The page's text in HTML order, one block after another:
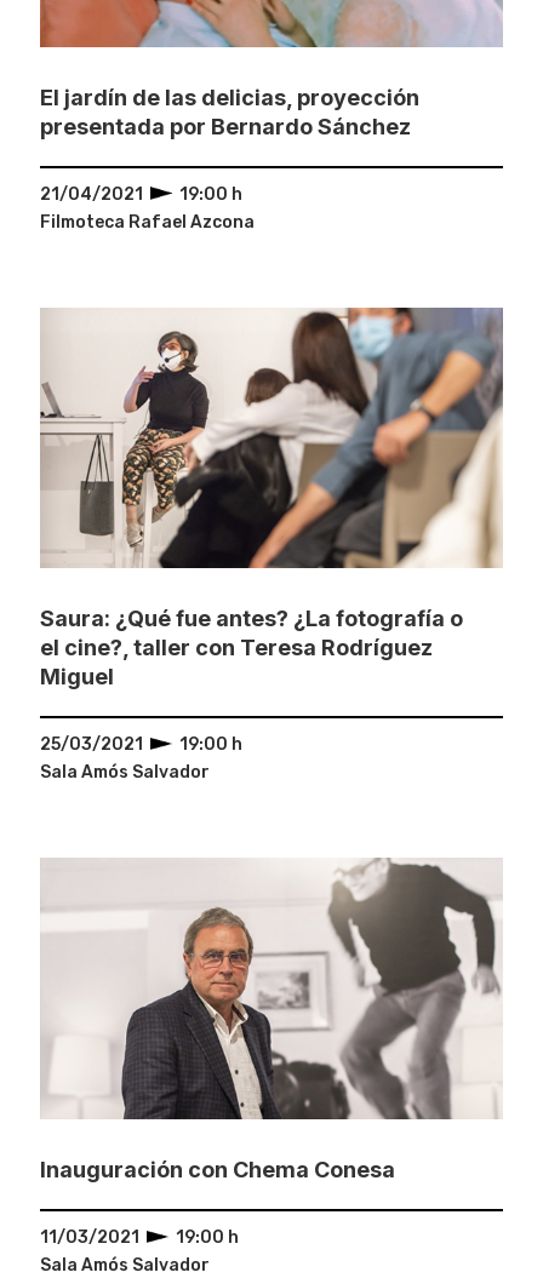
El jardín de las delicias, proyección
presentada por Bernardo Sánchez
21/04/2021
19:00 h
Filmoteca Rafael Azcona
Saura: ¿Qué fue antes? ¿La fotografía o
el cine?, taller con Teresa Rodríguez
Miguel
25/03/2021
19:00 h
Sala Amós Salvador
Inauguración con Chema Conesa
11/03/2021
19:00 h
Sala Amós Salvador